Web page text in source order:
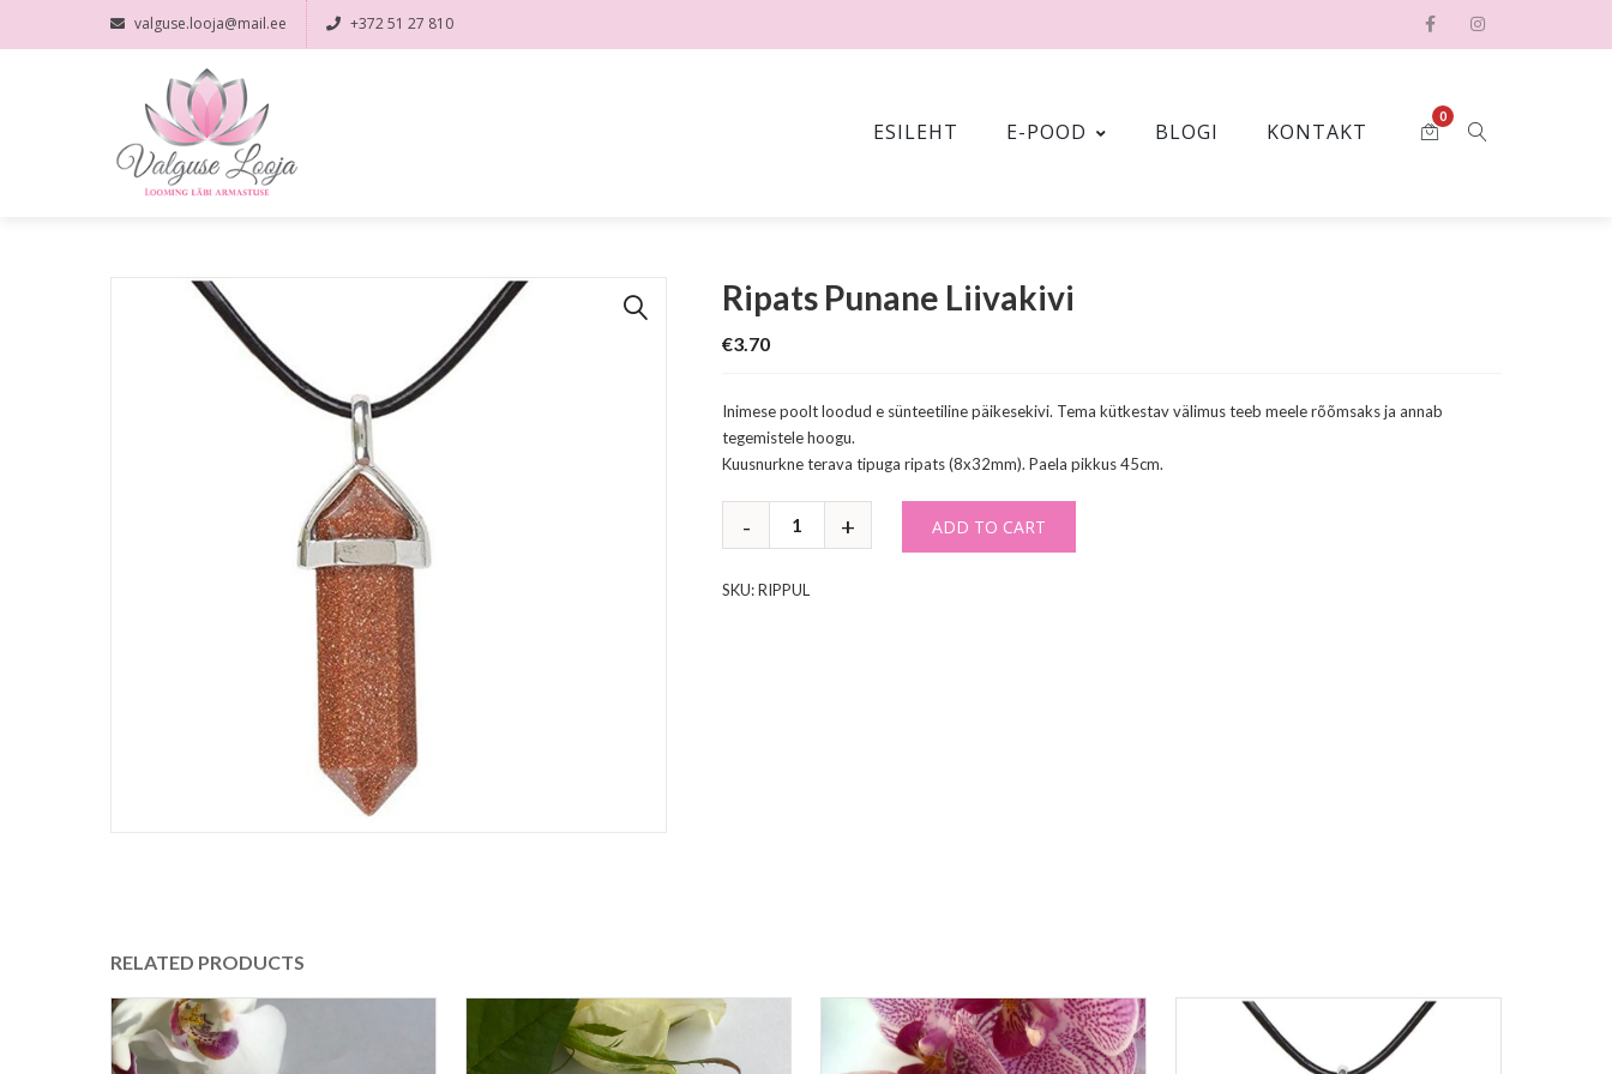
valguse.looja@mail.ee +372 51 27 810
ESILEHT E-POOD BLOGI KONTAKT
0
Ripats Punane Liivakivi
€3.70
Inimese poolt loodud e sünteetiline päikesekivi. Tema kütkestav välimus teeb meele rõõmsaks ja annab
tegemistele hoogu.
Kuusnurkne terava tipuga ripats (8x32mm). Paela pikkus 45cm.
ADD TO CART
SKU:RIPPUL
RELATED PRODUCTS